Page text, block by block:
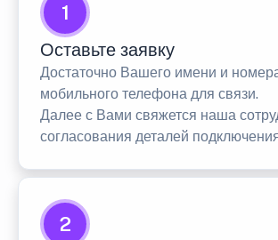
1
Оставьте заявку
Достаточно Вашего имени и
мобильного телефона для связи.
Далее с Вами свяжется наша
согласования деталей
2